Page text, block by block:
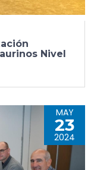
Nivel
MAY
23
2024